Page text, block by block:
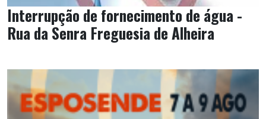
Interrupção de fornecimento de água -
Rua da Senra Freguesia de Alheira